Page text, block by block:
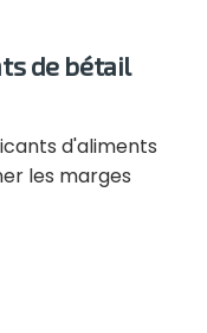
de bétail
d'aliments
les marges